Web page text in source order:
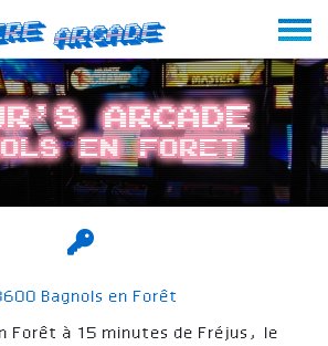
Arcade
Arcade
en Foret
Bagnols en Forêt
Forêt à 15 minutes de Fréjus, le